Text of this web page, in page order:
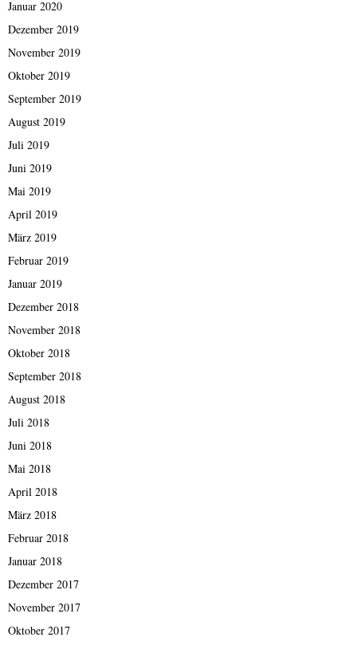
Januar 2020
Dezember 2019
November 2019
Oktober 2019
September 2019
August 2019
Juli 2019
Juni 2019
Mai 2019
April 2019
März 2019
Februar 2019
Januar 2019
Dezember 2018
November 2018
Oktober 2018
September 2018
August 2018
Juli 2018
Juni 2018
Mai 2018
April 2018
März 2018
Februar 2018
Januar 2018
Dezember 2017
November 2017
Oktober 2017